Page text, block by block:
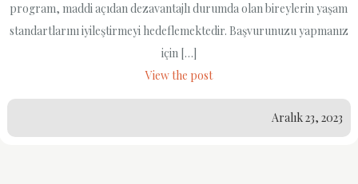
program, maddi açıdan dezavantajlı durumda olan bireylerin yaşam
standartlarını iyileştirmeyi hedeflemektedir. Başvurunuzu yapmanız
için […]
View the post
Aralık 23, 2023